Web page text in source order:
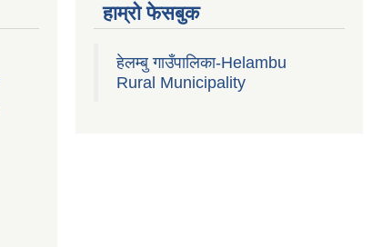
हाम्रो फेसबुक
हेलम्बु गाउँपालिका-Helambu
Rural Municipality